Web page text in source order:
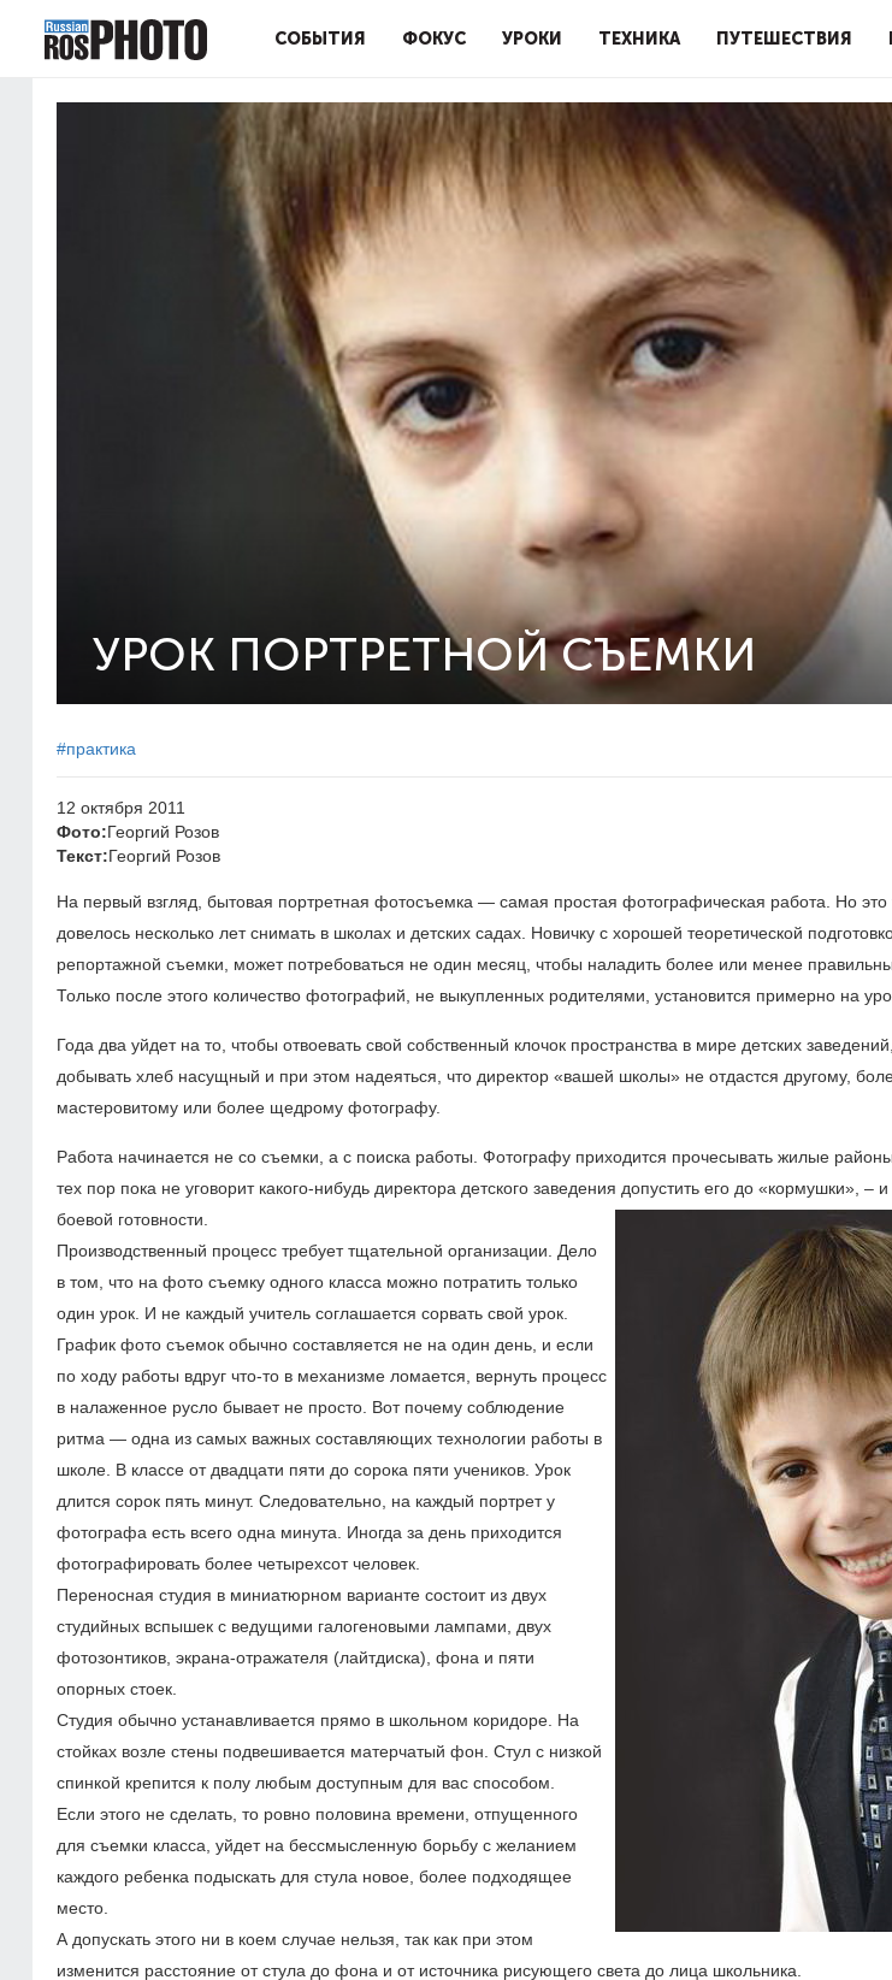
СОБЫТИЯ ФОКУС УРОКИ ТЕХНИКА ПУТЕШЕСТВИЯ
УРОК ПОРТРЕТНОЙ СЪЕМКИ
#практика
12 октября 2011
Фото:Георгий Розов
Текст:Георгий Розов
На первый взгляд, бытовая портретная фотосъемка — самая простая фотографическая работа. Но
довелось несколько лет снимать в школах и детских садах. Новичку с хорошей теоретической
репортажной съемки, может потребоваться не один месяц, чтобы наладить более или менее
Только после этого количество фотографий, не выкупленных родителями, установится примерно на
Года два уйдет на то, чтобы отвоевать свой собственный клочок пространства в мире детских
добывать хлеб насущный и при этом надеяться, что директор «вашей школы» не отдастся другому,
мастеровитому или более щедрому фотографу.
Работа начинается не со съемки, а с поиска работы. Фотографу приходится прочесывать жилые
тех пор пока не уговорит какого-нибудь директора детского заведения допустить его до «кормушки», –
боевой готовности.
Производственный процесс требует тщательной организации. Дело
в том, что на фото съемку одного класса можно потратить только
один урок. И не каждый учитель соглашается сорвать свой урок.
График фото съемок обычно составляется не на один день, и если
по ходу работы вдруг что-то в механизме ломается, вернуть процесс
в налаженное русло бывает не просто. Вот почему соблюдение
ритма — одна из самых важных составляющих технологии работы в
школе. В классе от двадцати пяти до сорока пяти учеников. Урок
длится сорок пять минут. Следовательно, на каждый портрет у
фотографа есть всего одна минута. Иногда за день приходится
фотографировать более четырехсот человек.
Переносная студия в миниатюрном варианте состоит из двух
студийных вспышек с ведущими галогеновыми лампами, двух
фотозонтиков, экрана-отражателя (лайтдиска), фона и пяти
опорных стоек.
Студия обычно устанавливается прямо в школьном коридоре. На
стойках возле стены подвешивается матерчатый фон. Стул с низкой
спинкой крепится к полу любым доступным для вас способом.
Если этого не сделать, то ровно половина времени, отпущенного
для съемки класса, уйдет на бессмысленную борьбу с желанием
каждого ребенка подыскать для стула новое, более подходящее
место.
А допускать этого ни в коем случае нельзя, так как при этом
изменится расстояние от стула до фона и от источника рисующего света до лица школьника.